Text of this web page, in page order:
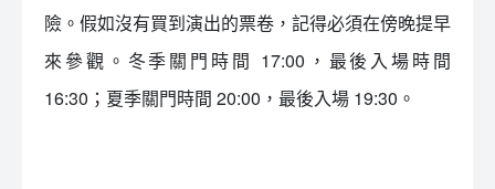
險。假如沒有買到演出的票卷，記得必須在傍晚提早
來參觀。冬季關門時間 17:00，最後入場時間
16:30；夏季關門時間 20:00，最後入場 19:30。